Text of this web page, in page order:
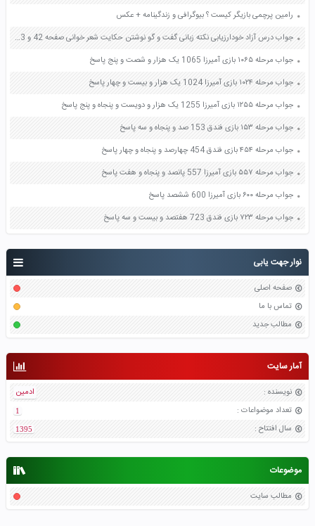
نوار جهت یابی
صفحه اصلی
تماس با ما
مطالب جدید
آمار سایت
نویسنده :
ادمین
تعداد موضواعات :
1
سال افتتاح :
1395
موضوعات
مطالب سایت
رامین پرچمی بازیگر کیست ؟ بیوگرافی و زندگینامه + عکس
جواب درس آزاد خودارزیابی نکته زبانی گفت و گو نوشتن حکایت شعر خوانی صفحه 42 و 43 و 44 و 45 و 46 فارسی نهم
جواب مرحله ۱۰۶۵ بازی آمیرزا 1065 یک هزار و شصت و پنج پاسخ
جواب مرحله ۱۰۲۴ بازی آمیرزا 1024 یک هزار و بیست و چهار پاسخ
جواب مرحله ۱۲۵۵ بازی آمیرزا 1255 یک هزار و دویست و پنجاه و پنج پاسخ
جواب مرحله ۱۵۳ بازی فندق 153 صد و پنجاه و سه پاسخ
جواب مرحله ۴۵۴ بازی فندق 454 چهارصد و پنجاه و چهار پاسخ
جواب مرحله ۵۵۷ بازی آمیرزا 557 پانصد و پنجاه و هفت پاسخ
جواب مرحله ۶۰۰ بازی آمیرزا 600 ششصد پاسخ
جواب مرحله ۷۲۳ بازی فندق 723 هفتصد و بیست و سه پاسخ